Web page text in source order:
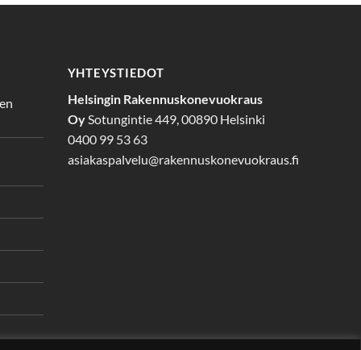
YHTEYSTIEDOT
Helsingin Rakennuskonevuokraus
OySotungintie 449, 00890 Helsinki
0400 99 53 63
asiakaspalvelu@rakennuskonevuokraus.fi